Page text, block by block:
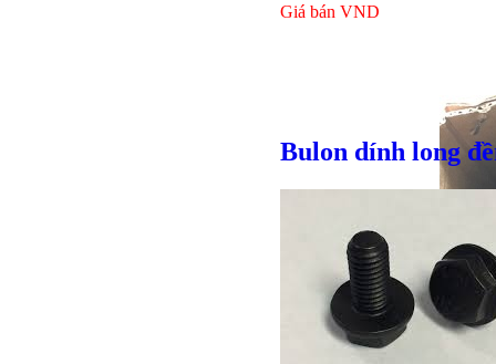
Giá bán VND
Bulon dính long